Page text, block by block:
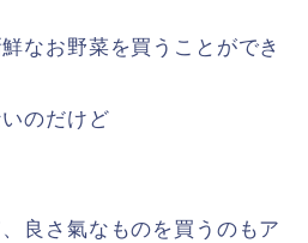
なお野菜を買うことができ
のだけど
良さ氣なものを買うのもア